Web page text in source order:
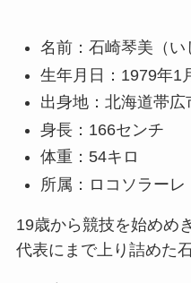
名前：石崎琴美（い
生年月日：1979年1
出身地：北海道帯広
身長：166センチ
体重：54キロ
所属：ロコソラーレ
19歳から競技を始めめ
代表にまで上り詰めた